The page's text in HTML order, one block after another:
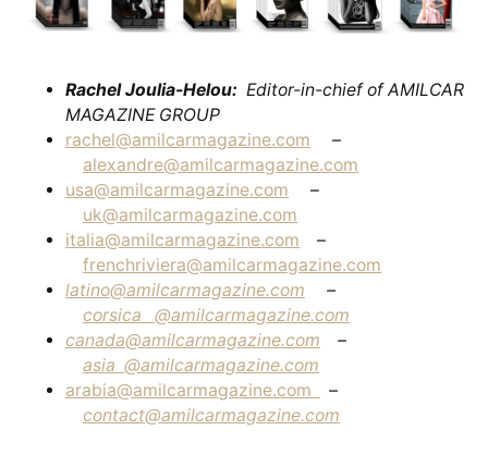
Rachel Joulia-Helou: Editor-in-chief of AMILCAR
MAGAZINE GROUP
rachel@amilcarmagazine.com –
alexandre@amilcarmagazine.com
usa@amilcarmagazine.com –
uk@amilcarmagazine.com
italia@amilcarmagazine.com –
frenchriviera@amilcarmagazine.com
latino@amilcarmagazine.com –
corsica @amilcarmagazine.com
canada@amilcarmagazine.com –
asia @amilcarmagazine.com
arabia@amilcarmagazine.com
–
contact@amilcarmagazine.com